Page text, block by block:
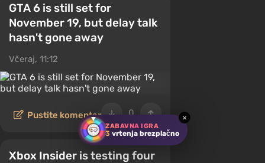
ZABAVNA IGRA
3 vrtenja brezplačno
×
GTA 6 is still set for
November 19, but delay talk
hasn't gone away
Včeraj, 11:12
0
Pustite komentar
Xbox Insider is testing four